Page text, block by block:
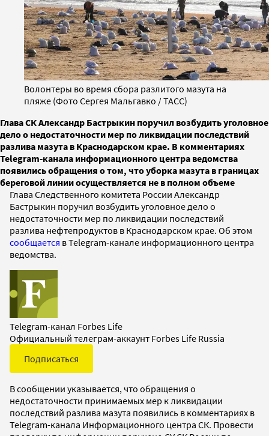
Волонтеры во время сбора разлитого мазута на
пляже (Фото Сергея Мальгавко / ТАСС)
Глава СК Александр Бастрыкин поручил возбудить уголовное
дело о недостаточности мер по ликвидации последствий
разлива мазута в Краснодарском крае. В комментариях
Telegram-канала информационного центра ведомства
появились обращения о том, что уборка мазута в границах
береговой линии осуществляется не в полном объеме
Глава Следственного комитета России Александр
Бастрыкин поручил возбудить уголовное дело о
недостаточности мер по ликвидации последствий
разлива нефтепродуктов в Краснодарском крае. Об этом
сообщается в Telegram-канале информационного центра
ведомства.
Telegram-канал Forbes Life
Официальный телеграм-аккаунт Forbes Life Russia
Подписаться
В сообщении указывается, что обращения о
недостаточности принимаемых мер к ликвидации
последствий разлива мазута появились в комментариях в
Telegram-канала Информационного центра СК. Провести